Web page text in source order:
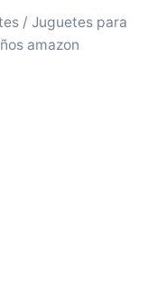
/ Juguetes para
amazon